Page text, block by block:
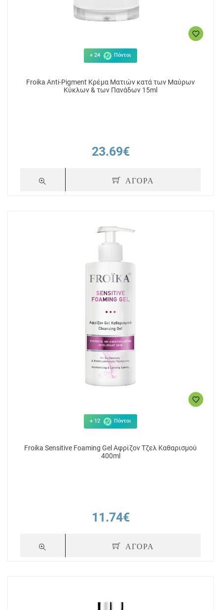
+ 24 Πόντοι
Froika Anti-Pigment Κρέμα Ματιών κατά των Μαύρων
Κύκλων & των Πανάδων 15ml
23.69€
ΑΓΟΡΑ
+ 12 Πόντοι
Froika Sensitive Foaming Gel Αφρίζον Τζελ Καθαρισμού
400ml
11.74€
ΑΓΟΡΑ